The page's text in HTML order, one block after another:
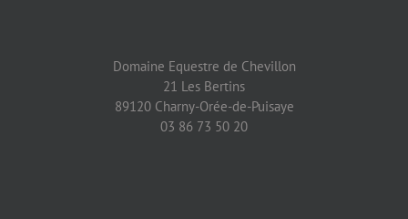
Domaine Equestre de Chevillon
21 Les Bertins
89120 Charny-Orée-de-Puisaye
03 86 73 50 20